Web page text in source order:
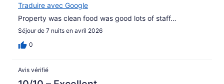
Traduire avec Google
Property was clean food was good lots of staff…
Séjour de 7 nuits en avril 2026
0
Avis vérifié